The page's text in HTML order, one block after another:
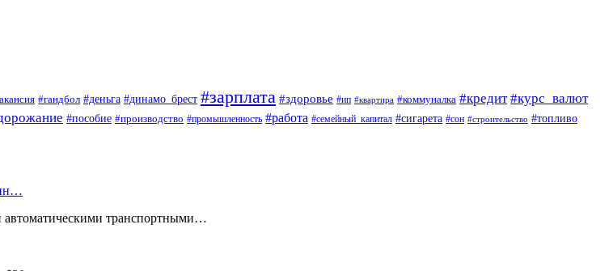
#гандбол #деньга #динамо_брест #зарплата #здоровье #ип #квартира #коммуналка #кредит #курс_валют
#пособие #производство #промышленность #работа #семейный_капитал #сигарета #сон #строительство #топливо
автоматическими транспортными…